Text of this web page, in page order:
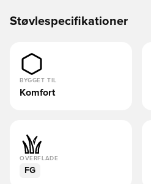
Støvlespecifikationer
BYGGET TIL
Komfort
OVERFLADE
FG